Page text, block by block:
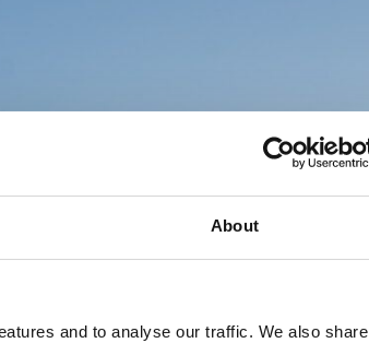
About
and to analyse our traffic. We also share